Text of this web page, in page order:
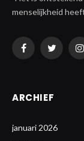
menselijkheid
FacebookTwitter
ARCHIEF
januari 2026